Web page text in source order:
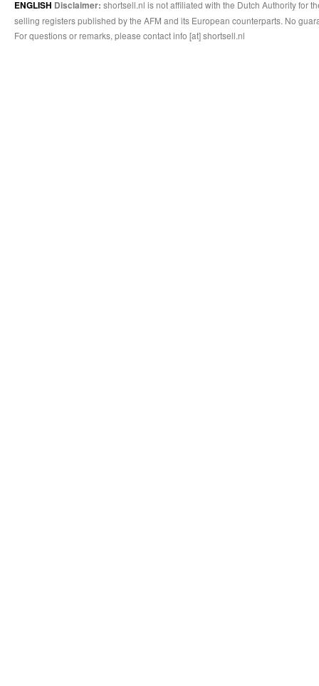
ENGLISH Disclaimer: shortsell.nl is not affiliated with the Dutch Authority for
selling registers published by the AFM and its European counterparts. No
For questions or remarks, please contact info [at] shortsell.nl